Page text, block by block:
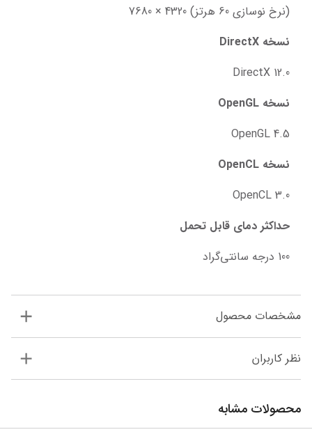
(نرخ نوسازی 60 هرتز) 4320 × 7680
نسخه DirectX
DirectX 12.0
نسخه OpenGL
OpenGL 4.5
نسخه OpenCL
OpenCL 3.0
حداکثر دمای قابل تحمل
100 درجه سانتی‌گراد
مشخصات محصول
نظر کاربران
محصولات مشابه